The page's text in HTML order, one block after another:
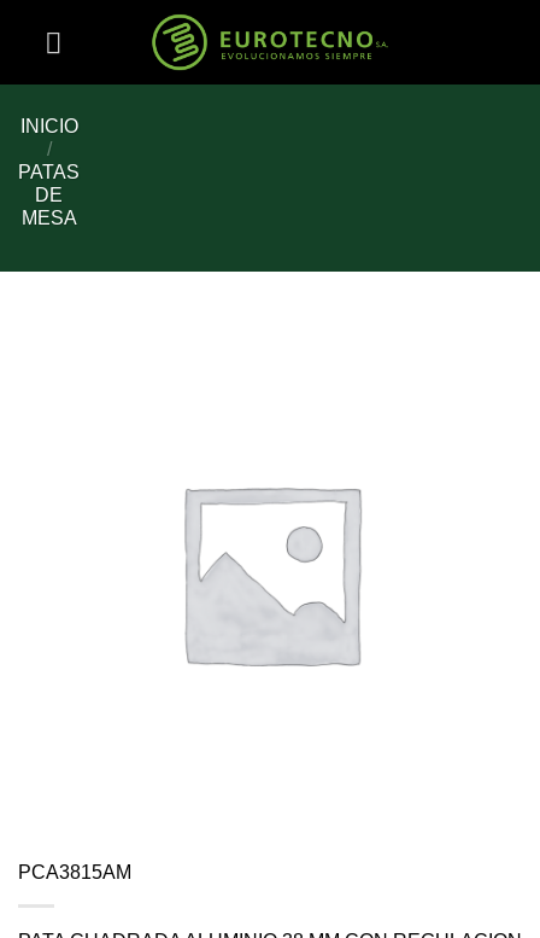
INICIO
/
PATAS
DE
MESA
PCA3815AM